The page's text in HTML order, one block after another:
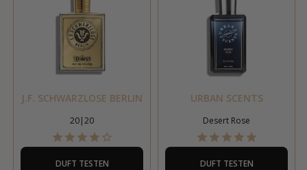
J.F. SCHWARZLOSE BERLIN
20|20
DUFT TESTEN
URBAN SCENTS
Desert Rose
DUFT TESTEN